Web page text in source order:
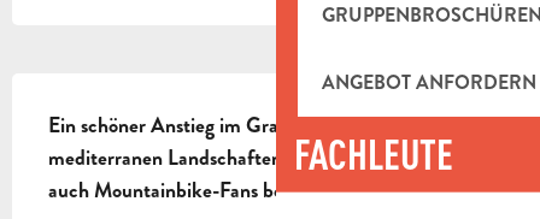
ANGEBOT ANFORDERN
FACHLEUTE
Ein schöner Anstieg im Gravel-Ton, in typisch
mediterranen Landschaften! Diese Strecke wird
auch Mountainbike-Fans begeistern.